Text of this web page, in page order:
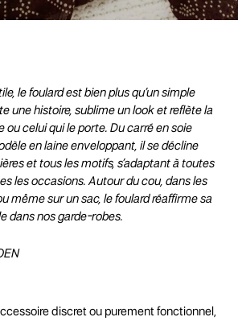
le foulard est bien plus qu’un simple
une histoire, sublime un look et reflète la
ou celui qui le porte. Du carré en soie
en laine enveloppant, il se décline
et tous les motifs, s’adaptant à toutes
les occasions. Autour du cou, dans les
même sur un sac, le foulard réaffirme sa
dans nos garde-robes.
discret ou purement fonctionnel,